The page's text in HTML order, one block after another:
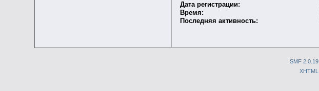
Дата регистрации:
Время:
Последняя активность:
SMF 2.0.19
XHTML